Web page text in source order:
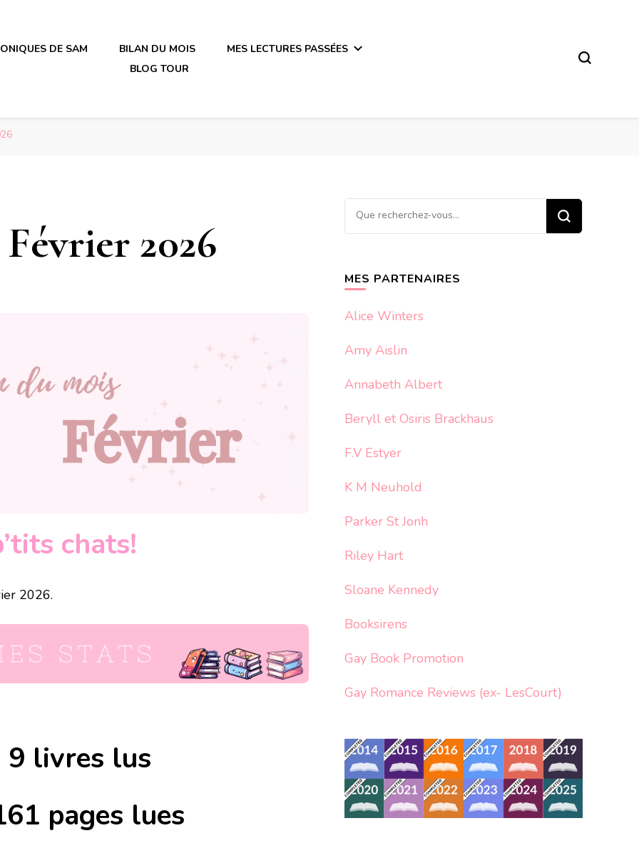
DE SAM BILAN DU MOIS
MES LECTURES PASSÉES
BLOG TOUR
2026
chats!
2026.
9 livres lus
pages lues
Vous
recherchiez
MES PARTENAIRES
Alice Winters
Amy Aislin
Annabeth Albert
Beryll et Osiris Brackhaus
F.V Estyer
K M Neuhold
Parker St Jonh
Riley Hart
Sloane Kennedy
Booksirens
Gay Book Promotion
Gay Romance Reviews (ex- LesCourt)